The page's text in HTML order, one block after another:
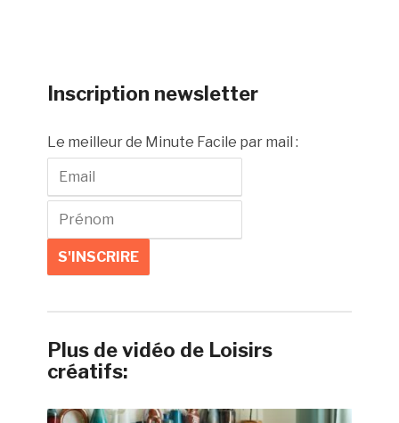
Inscription newsletter
Le meilleur de Minute Facile par mail :
Plus de vidéo de Loisirs
créatifs: